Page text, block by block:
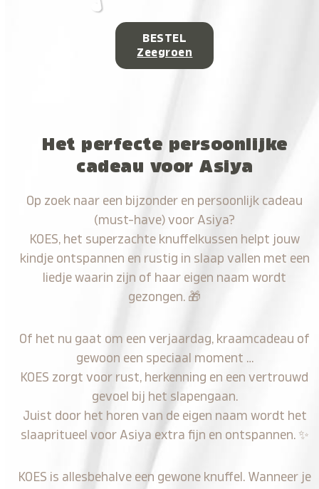
BESTEL
Zeegroen
Het perfecte persoonlijke
cadeau voor Asiya
Op zoek naar een bijzonder en persoonlijk cadeau
(must-have) voor Asiya?
KOES, het superzachte knuffelkussen helpt jouw
kindje ontspannen en rustig in slaap vallen met een
liedje waarin zijn of haar eigen naam wordt
gezongen. 🎁
Of het nu gaat om een verjaardag, kraamcadeau of
gewoon een speciaal moment …
KOES zorgt voor rust, herkenning en een vertrouwd
gevoel bij het slapengaan.
Juist door het horen van de eigen naam wordt het
slaapritueel voor Asiya extra fijn en ontspannen. ✨
KOES is allesbehalve een gewone knuffel. Wanneer je